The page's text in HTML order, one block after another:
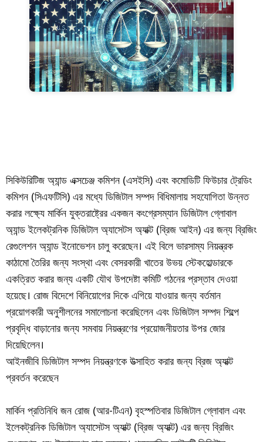
-6.49%
সিকিউরিটিজ অ্যান্ড এক্সচেঞ্জ কমিশন (এসইসি) এবং কমোডিটি ফিউচার ট্রেডিং
কমিশন (সিএফটিসি) এর মধ্যে ডিজিটাল সম্পদ বিধিমালায় সহযোগিতা উন্নত
করার লক্ষ্যে মার্কিন যুক্তরাষ্ট্রের একজন কংগ্রেসম্যান ডিজিটাল গ্লোবাল
অ্যান্ড ইলেকট্রনিক ডিজিটাল অ্যাসেটস অ্যাক্ট (ব্রিজ আইন) এর জন্য ব্রিজিং
রেগুলেশন অ্যান্ড ইনোভেশন চালু করেছেন। এই বিলে ভারসাম্য নিয়ন্ত্রক
কাঠামো তৈরির জন্য সংস্থা এবং বেসরকারী খাতের উভয় স্টেকহোল্ডারকে
একত্রিত করার জন্য একটি যৌথ উপদেষ্টা কমিটি গঠনের প্রস্তাব দেওয়া
হয়েছে। রোজ বিদেশে বিনিয়োগের দিকে এগিয়ে যাওয়ার জন্য বর্তমান
প্রয়োগকারী অনুশীলনের সমালোচনা করেছিলেন এবং ডিজিটাল সম্পদ শিল্পে
প্রবৃদ্ধি বাড়ানোর জন্য সমবায় নিয়ন্ত্রণের প্রয়োজনীয়তার উপর জোর
দিয়েছিলেন।
আইনজীবি ডিজিটাল সম্পদ নিয়ন্ত্রণকে উত্সাহিত করার জন্য ব্রিজ অ্যাক্ট
প্রবর্তন করেছেন
মার্কিন প্রতিনিধি জন রোজ (আর-টিএন) বৃহস্পতিবার ডিজিটাল গ্লোবাল এবং
ইলেকট্রনিক ডিজিটাল অ্যাসেটস অ্যাক্ট (ব্রিজ অ্যাক্ট) এর জন্য ব্রিজিং